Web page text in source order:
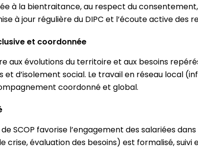
à la bientraitance, au respect du consentement,
à jour régulière du DIPC et l’écoute active des
et coordonnée
aux évolutions du territoire et aux besoins
d’isolement social. Le travail en réseau local
coordonné et global.
favorise l’engagement des salariées
évaluation des besoins) est formalisé, suivi